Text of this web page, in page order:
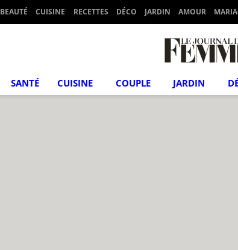
BEAUTÉ CUISINE RECETTES DÉCO JARDIN AMOUR
SANTÉ CUISINE COUPLE JARDIN